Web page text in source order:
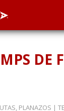
DE
PLANAZOS |